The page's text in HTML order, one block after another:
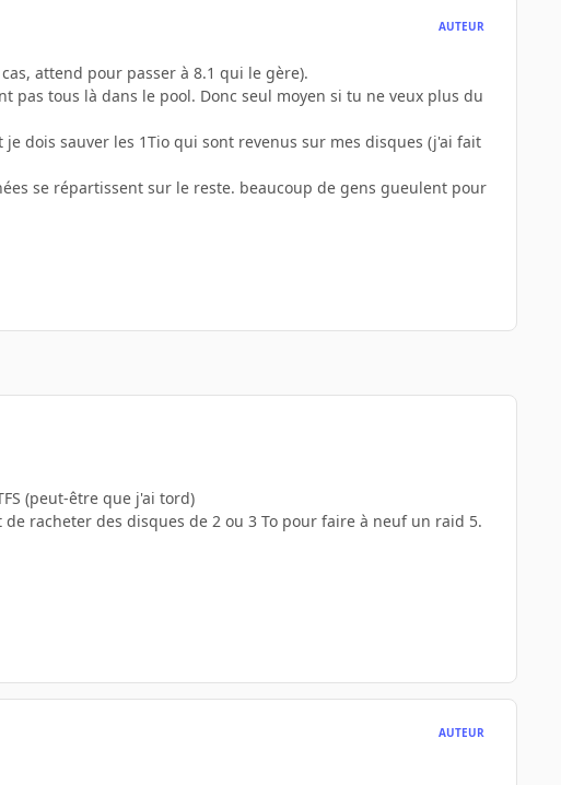
AUTEUR
attend pour passer à 8.1 qui le gère).
pas tous là dans le pool. Donc seul moyen si tu ne veux plus du
je dois sauver les 1Tio qui sont revenus sur mes disques (j'ai fait
se répartissent sur le reste. beaucoup de gens gueulent pour
(peut-être que j'ai tord)
racheter des disques de 2 ou 3 To pour faire à neuf un raid 5.
AUTEUR